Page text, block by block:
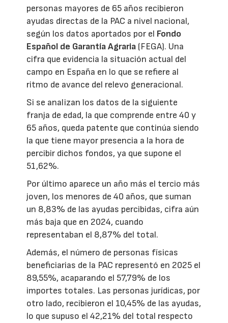
personas mayores de 65 años recibieron
ayudas directas de la PAC a nivel nacional,
según los datos aportados por el Fondo
Español de Garantía Agraria (FEGA). Una
cifra que evidencia la situación actual del
campo en España en lo que se refiere al
ritmo de avance del relevo generacional.
Si se analizan los datos de la siguiente
franja de edad, la que comprende entre 40 y
65 años, queda patente que continúa siendo
la que tiene mayor presencia a la hora de
percibir dichos fondos, ya que supone el
51,62%.
Por último aparece un año más el tercio más
joven, los menores de 40 años, que suman
un 8,83% de las ayudas percibidas, cifra aún
más baja que en 2024, cuando
representaban el 8,87% del total.
Además, el número de personas físicas
beneficiarias de la PAC representó en 2025 el
89,55%, acaparando el 57,79% de los
importes totales. Las personas jurídicas, por
otro lado, recibieron el 10,45% de las ayudas,
lo que supuso el 42,21% del total respecto